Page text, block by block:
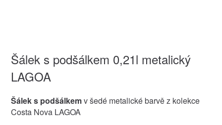
Šálek s podšálkem 0,21l metalický
LAGOA
Šálek s podšálkemv šedé metalické barvě z kolekce
Costa Nova LAGOA